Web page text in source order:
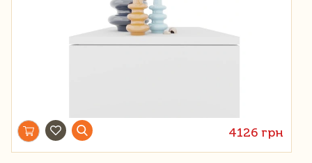
4126 грн